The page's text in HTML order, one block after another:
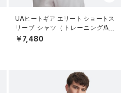
UAヒートギア エリート ショートス
リーブ シャツ（トレーニング/ME
N）
￥7,480